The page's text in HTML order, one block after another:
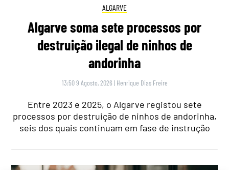
ALGARVE
Algarve soma sete processos por
destruição ilegal de ninhos de
andorinha
13:50 9 Agosto, 2026 | Henrique Dias Freire
Entre 2023 e 2025, o Algarve registou sete
processos por destruição de ninhos de andorinha,
seis dos quais continuam em fase de instrução